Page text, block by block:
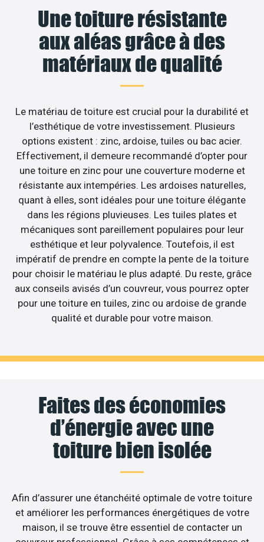
Une toiture résistante
aux aléas grâce à des
matériaux de qualité
Le matériau de toiture est crucial pour la durabilité et
l’esthétique de votre investissement. Plusieurs
options existent : zinc, ardoise, tuiles ou bac acier.
Effectivement, il demeure recommandé d’opter pour
une toiture en zinc pour une couverture moderne et
résistante aux intempéries. Les ardoises naturelles,
quant à elles, sont idéales pour une toiture élégante
dans les régions pluvieuses. Les tuiles plates et
mécaniques sont pareillement populaires pour leur
esthétique et leur polyvalence. Toutefois, il est
impératif de prendre en compte la pente de la toiture
pour choisir le matériau le plus adapté. Du reste, grâce
aux conseils avisés d’un couvreur, vous pourrez opter
pour une toiture en tuiles, zinc ou ardoise de grande
qualité et durable pour votre maison.
Faites des économies
d’énergie avec une
toiture bien isolée
Afin d’assurer une étanchéité optimale de votre toiture
et améliorer les performances énergétiques de votre
maison, il se trouve être essentiel de contacter un